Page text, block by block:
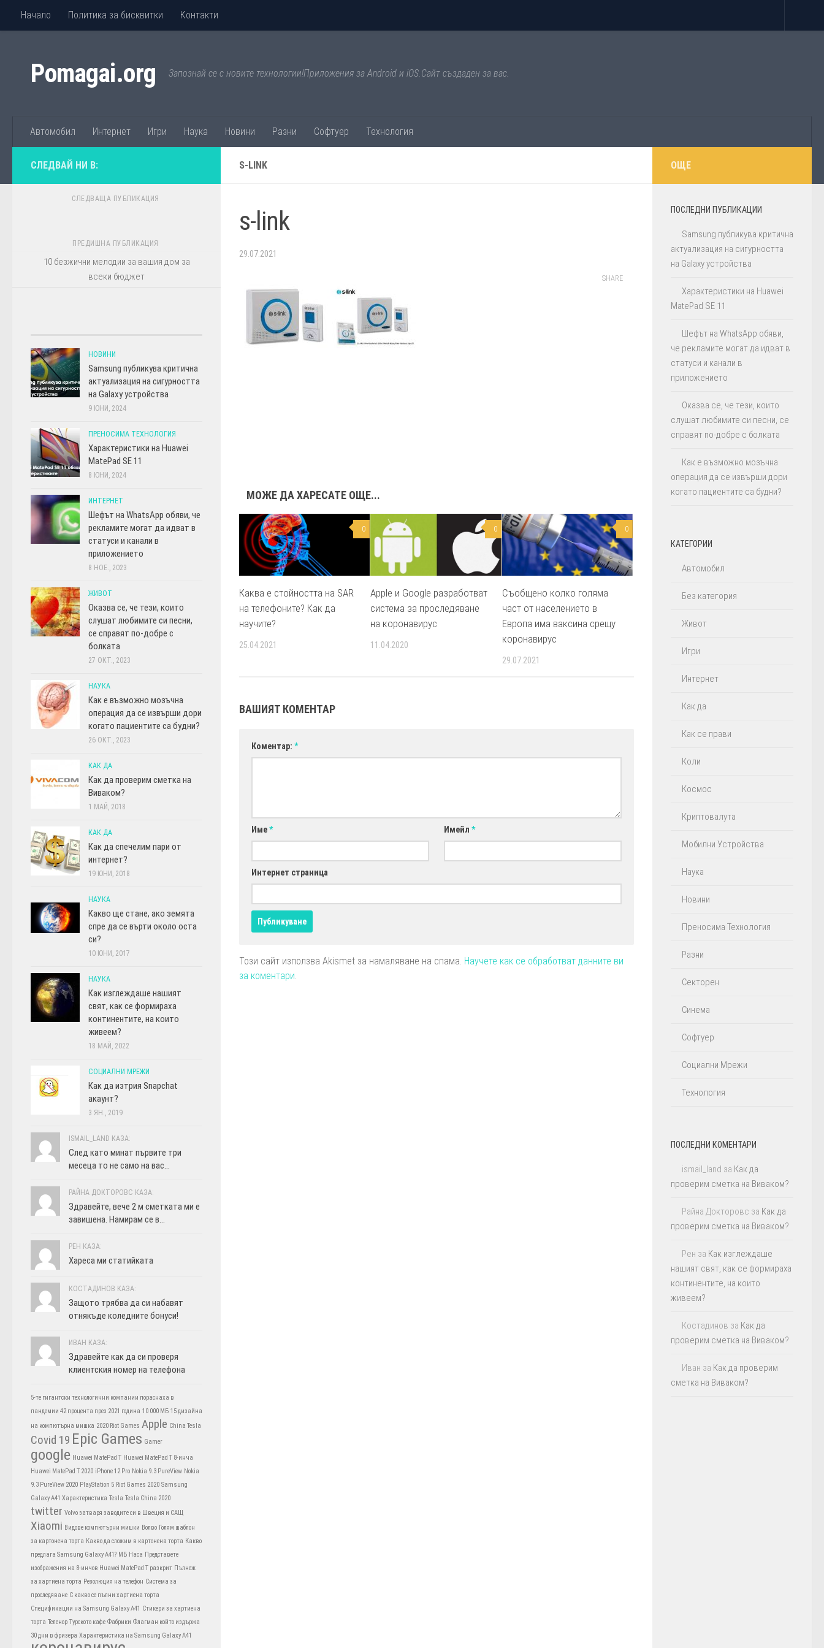
Към съдържанието
Начало Политика за бисквитки Контакти
Pomagai.org Запознай се с новите технологии!Приложения за Android и iOS.Сайт създаден за вас.
Автомобил Интернет Игри Наука Новини Разни Софтуер Технология
S-LINK
s-link
29.07.2021
SHARE
МОЖЕ ДА ХАРЕСАТЕ ОЩЕ...
0
Каква е стойността на SAR
на телефоните? Как да
научите?
25.04.2021
0
Apple и Google разработват
система за проследяване
на коронавирус
11.04.2020
0
Съобщено колко голяма
част от населението в
Европа има ваксина срещу
коронавирус
29.07.2021
ВАШИЯТ КОМЕНТАР
Коментар: *
Име* Имейл*
Интернет страница
Този сайт използва Akismet за намаляване на спама. Научете как се обработват данните ви
за коментари
СЛЕДВАЙ НИ В:
СЛЕДВАЩА ПУБЛИКАЦИЯ
ПРЕДИШНА ПУБЛИКАЦИЯ
10 безжични мелодии за вашия дом за
всеки бюджет
НОВИНИ
Samsung публикува критична
актуализация на сигурността
на Galaxy устройства
9 ЮНИ, 2024
ПРЕНОСИМА ТЕХНОЛОГИЯ
Характеристики на Huawei
MatePad SE 11
8 ЮНИ, 2024
ИНТЕРНЕТ
Шефът на WhatsApp обяви, че
рекламите могат да идват в
статуси и канали в
приложението
8 НОЕ., 2023
ЖИВОТ
Оказва се, че тези, които
слушат любимите си песни,
се справят по-добре с
болката
27 ОКТ., 2023
НАУКА
Как е възможно мозъчна
операция да се извърши дори
когато пациентите са будни?
26 ОКТ., 2023
КАК ДА
Как да проверим сметка на
Виваком?
1 МАЙ, 2018
КАК ДА
Как да спечелим пари от
интернет?
19 ЮНИ, 2018
НАУКА
Какво ще стане, ако земята
спре да се върти около оста
си?
10 ЮНИ, 2017
НАУКА
Как изглеждаше нашият
свят, как се формираха
континентите, на които
живеем?
18 МАЙ, 2022
СОЦИАЛНИ МРЕЖИ
Как да изтрия Snapchat
акаунт?
3 ЯН., 2019
ISMAIL_LAND КАЗА:
След като минат първите три
месеца то не само на вас...
РАЙНА ДОКТОРОВС КАЗА:
Здравейте, вече 2 м сметката ми е
завишена. Намирам се в...
РЕН КАЗА:
Хареса ми статийката
КОСТАДИНОВ КАЗА:
Защото трябва да си набавят
отнякъде коледните бонуси!
ИВАН КАЗА:
Здравейте как да си проверя
клиентския номер на телефона
5-те гигантски технологични компании пораснаха в
пандемии 42 процента през 2021 година 10 000 МБ 15 дизайна
на компютърна мишка 2020 Riot Games Apple China Tesla
Covid 19 Epic Games Gamer
google Huawei MatePad T Huawei MatePad T 8-инча
Huawei MatePad T 2020 iPhone 12 Pro Nokia 9.3 PureView Nokia
9.3 PureView 2020 PlayStation 5 Riot Games 2020 Samsung
Galaxy A41 Характеристика Tesla Tesla China 2020
twitter Volvo затваря заводите си в Швеция и САЩ
Xiaomi Видове компютърни мишки Волво Голям шаблон
за картонена торта Какво да сложим в картонена торта Какво
предлага Samsung Galaxy A41? МБ Наса Представете
изображения на 8-инчов Huawei MatePad T разкрит Пълнеж
за хартиена торта Резолюция на телефон Система за
проследяване С какво се пълни хартиена торта
Спецификации на Samsung Galaxy A41 Стикери за хартиена
торта Теленор Турското кафе Фабрики Флагман който издържа
30 дни в фризера Характеристика на Samsung Galaxy A41
ОЩЕ
ПОСЛЕДНИ ПУБЛИКАЦИИ
Samsung публикува критична
актуализация на сигурността
на Galaxy устройства
Характеристики на Huawei
MatePad SE 11
Шефът на WhatsApp обяви,
че рекламите могат да идват в
статуси и канали в
приложението
Оказва се, че тези, които
слушат любимите си песни, се
справят по-добре с болката
Как е възможно мозъчна
операция да се извърши дори
когато пациентите са будни?
КАТЕГОРИИ
Автомобил
Без категория
Живот
Игри
Интернет
Как да
Как се прави
Коли
Космос
Криптовалута
Мобилни Устройства
Наука
Новини
Преносима Технология
Разни
Секторен
Синема
Софтуер
Социални Мрежи
Технология
ПОСЛЕДНИ КОМЕНТАРИ
ismail_land за Как да
проверим сметка на Виваком?
Райна Докторовс за Как да
проверим сметка на Виваком?
Рен за Как изглеждаше
нашият свят, как се формираха
континентите, на които
живеем?
Костадинов за Как да
проверим сметка на Виваком?
Иван за Как да проверим
сметка на Виваком?